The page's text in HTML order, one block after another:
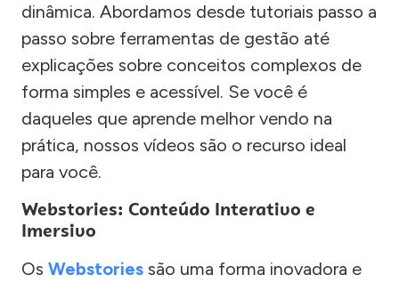
dinâmica. Abordamos desde tutoriais passo a
passo sobre ferramentas de gestão até
explicações sobre conceitos complexos de
forma simples e acessível. Se você é
daqueles que aprende melhor vendo na
prática, nossos vídeos são o recurso ideal
para você.
Webstories: Conteúdo Interativo e
Imersivo
Os Webstories são uma forma inovadora e